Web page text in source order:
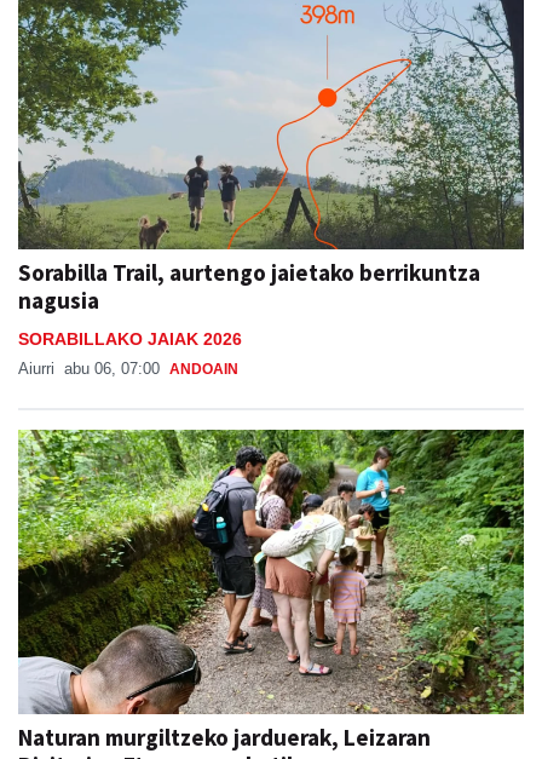
Sorabilla Trail, aurtengo jaietako berrikuntza
nagusia
SORABILLAKO JAIAK 2026
Aiurri abu 06, 07:00 ANDOAIN
Naturan murgiltzeko jarduerak, Leizaran